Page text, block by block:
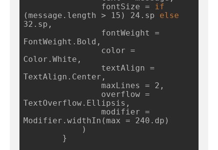
fontSize = if
(message.length > 15) 24.sp else
32.sp,
fontWeight =
FontWeight.Bold,
color =
Color.White,
textAlign =
TextAlign.Center,
maxLines = 2,
overflow =
TextOverflow.Ellipsis,
modifier =
Modifier.widthIn(max = 240.dp)
)
}